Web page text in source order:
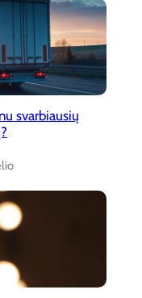
svarbiausių